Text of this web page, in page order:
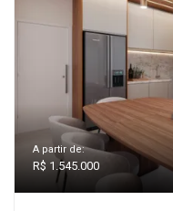
A partir de:
R$ 1.545.000